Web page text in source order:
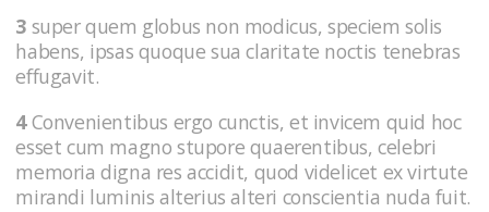
3 super quem globus non modicus, speciem solis
habens, ipsas quoque sua claritate noctis tenebras
effugavit.
4Convenientibus ergo cunctis, et invicem quid hoc
esset cum magno stupore quaerentibus, celebri
memoria digna res accidit, quod videlicet ex virtute
mirandi luminis alterius alteri conscientia nuda fuit.